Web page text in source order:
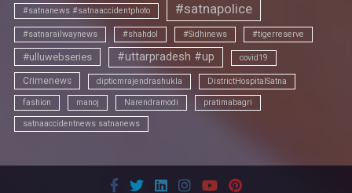
#satnanews #satnaaccidentphoto #satnapolice
#satnarailwaynews #shahdol #Sidhinews #tigerreserve
#ulluwebseries #uttarpradesh #up covid19
Crimenews dipticmrajendrashukla DistrictHospitalSatna
fashion manoj Narendramodi pratimabagri
satnaaccidentnews satnanews